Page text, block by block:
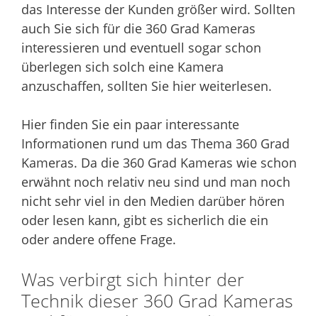
das Interesse der Kunden größer wird. Sollten
auch Sie sich für die 360 Grad Kameras
interessieren und eventuell sogar schon
überlegen sich solch eine Kamera
anzuschaffen, sollten Sie hier weiterlesen.
Hier finden Sie ein paar interessante
Informationen rund um das Thema 360 Grad
Kameras. Da die 360 Grad Kameras wie schon
erwähnt noch relativ neu sind und man noch
nicht sehr viel in den Medien darüber hören
oder lesen kann, gibt es sicherlich die ein
oder andere offene Frage.
Was verbirgt sich hinter der
Technik dieser 360 Grad Kameras